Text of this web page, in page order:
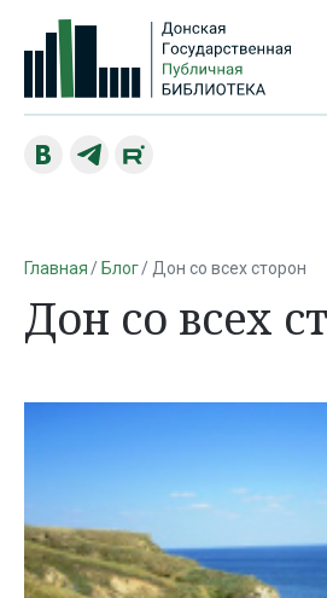
Главная Блог Дон со всех сторон
Дон со всех